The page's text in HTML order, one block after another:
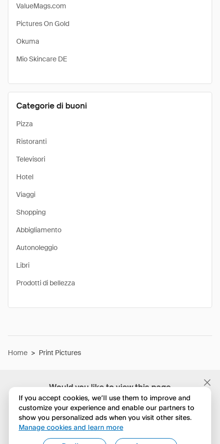
Would you like to view this page
in English?
No, continua a esplorare
ValueMags.com
Pictures On Gold
Okuma
Mio Skincare DE
Categorie di buoni
Pizza
Ristoranti
Televisori
Hotel
Viaggi
Shopping
Abbigliamento
Autonoleggio
Libri
Prodotti di bellezza
Home > Print Pictures
If you accept cookies, we’ll use them to improve and
customize your experience and enable our partners to
show you personalized ads when you visit other sites.
Manage cookies and learn more